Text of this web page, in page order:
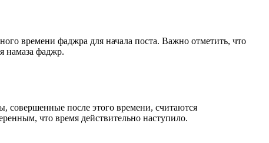
времени фаджра для начала поста. Важно отметить, что
намаза фаджр.
совершенные после этого времени, считаются
что время действительно наступило.